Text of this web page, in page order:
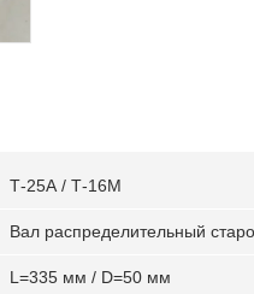
Т-25А / Т-16М
Вал распределительный
L=335 мм / D=50 мм